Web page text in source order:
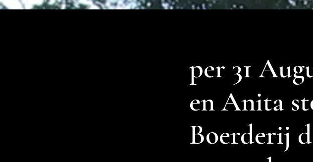
per 31
en Anita
Boerderij